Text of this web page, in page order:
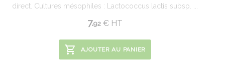
direct. Cultures mésophiles : Lactococcus lactis subsp. ...
7.92 € HT
AJOUTER AU PANIER